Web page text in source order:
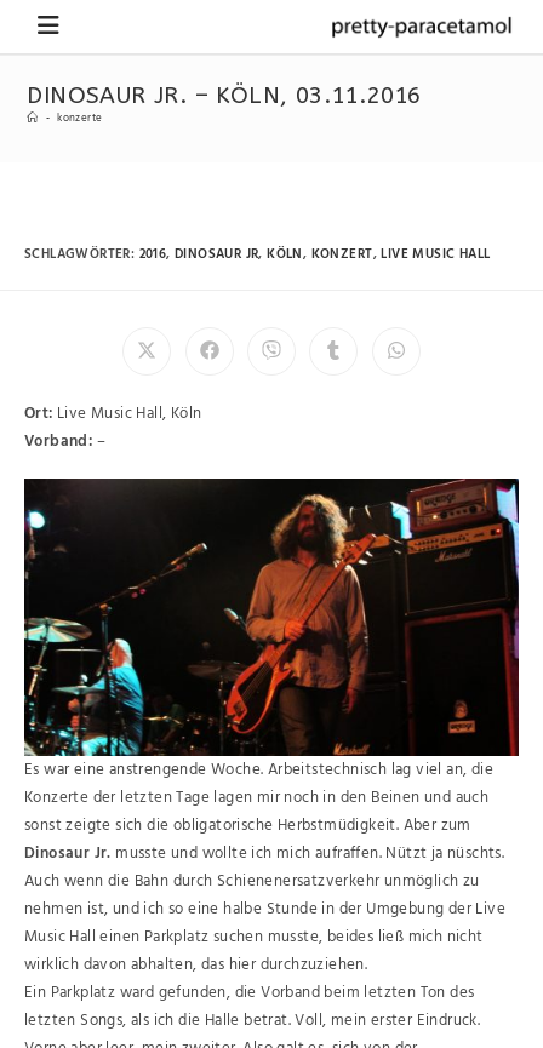
DINOSAUR JR. – KÖLN, 03.11.2016
- konzerte
SCHLAGWÖRTER: 2016, DINOSAUR JR, KÖLN, KONZERT,LIVE MUSIC HALL
Ort: Live Music Hall, Köln
Vorband:–
Es war eine anstrengende Woche. Arbeitstechnisch lag viel an, die
Konzerte der letzten Tage lagen mir noch in den Beinen und auch
sonst zeigte sich die obligatorische Herbstmüdigkeit. Aber zum
Dinosaur Jr. musste und wollte ich mich aufraffen. Nützt ja nüschts.
Auch wenn die Bahn durch Schienenersatzverkehr unmöglich zu
nehmen ist, und ich so eine halbe Stunde in der Umgebung der Live
Music Hall einen Parkplatz suchen musste, beides ließ mich nicht
wirklich davon abhalten, das hier durchzuziehen.
Ein Parkplatz ward gefunden, die Vorband beim letzten Ton des
letzten Songs, als ich die Halle betrat. Voll, mein erster Eindruck.